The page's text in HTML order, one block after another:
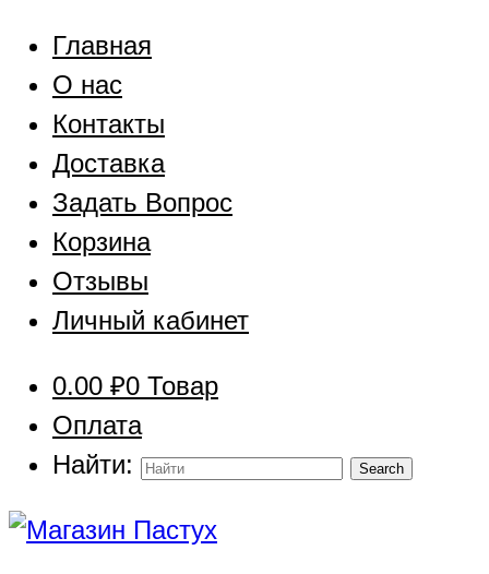
Главная
О нас
Контакты
Доставка
Задать Вопрос
Корзина
Отзывы
Личный кабинет
0.00 ₽0 Товар
Оплата
Найти: